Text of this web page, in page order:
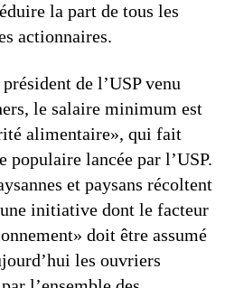
la part de tous les
actionnaires.
de l’USP venu
le salaire minimum est
alimentaire», qui fait
lancée par l’USP.
et paysans récoltent
initiative dont le facteur
doit être assumé
les ouvriers